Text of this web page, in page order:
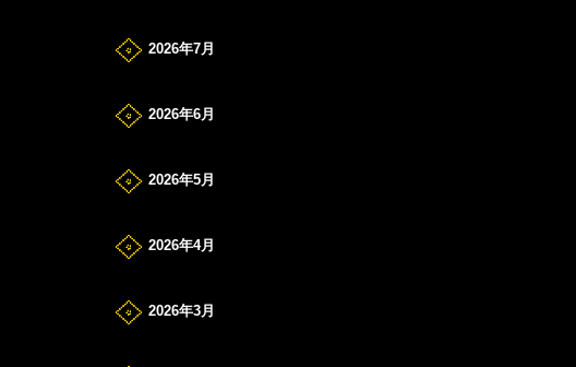
2026年7月
2026年6月
2026年5月
2026年4月
2026年3月